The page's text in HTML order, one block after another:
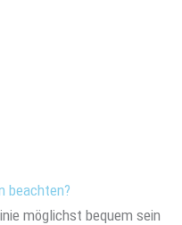
beachten?
möglichst bequem sein